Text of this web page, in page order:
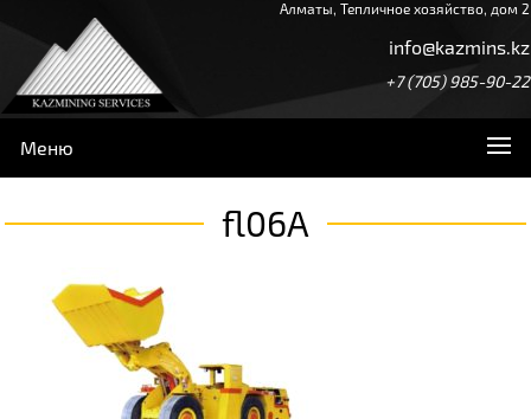
info@kazmins.kz
Алматы, Тепличное хозяйство, дом 2
+7 (705) 985-90-22
Меню
fl06A